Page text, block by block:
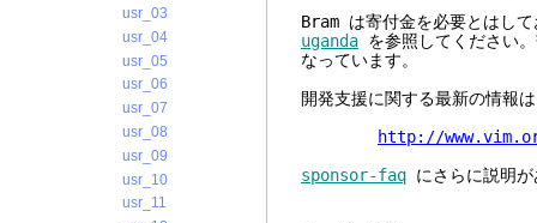
usr_03
usr_04
usr_05
usr_06
usr_07
usr_08
usr_09
usr_10
usr_11
Bram は寄付金を必要とはし
uganda を参照してください
なっています。
開発支援に関する最新の情報
http://
sponsor-faq にさらに説明